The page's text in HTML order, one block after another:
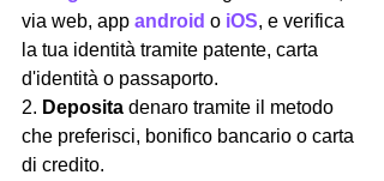
via web, app android o iOS, e verifica
la tua identità tramite patente, carta
d'identità o passaporto.
2. Deposita denaro tramite il metodo
che preferisci, bonifico bancario o carta
di credito.